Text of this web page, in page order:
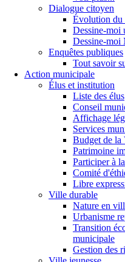
Dialogue citoyen
Évolution du
Dessine-moi
Dessine-moi
Enquêtes publiques
Tout savoir
Action municipale
Élus et institution
Liste des élus
Conseil
Affichage
Services
Budget de la
Patrimoine
Participer à
Comité
Libre
Ville durable
Nature en
Urbanisme
Transition
municipale
Gestion des